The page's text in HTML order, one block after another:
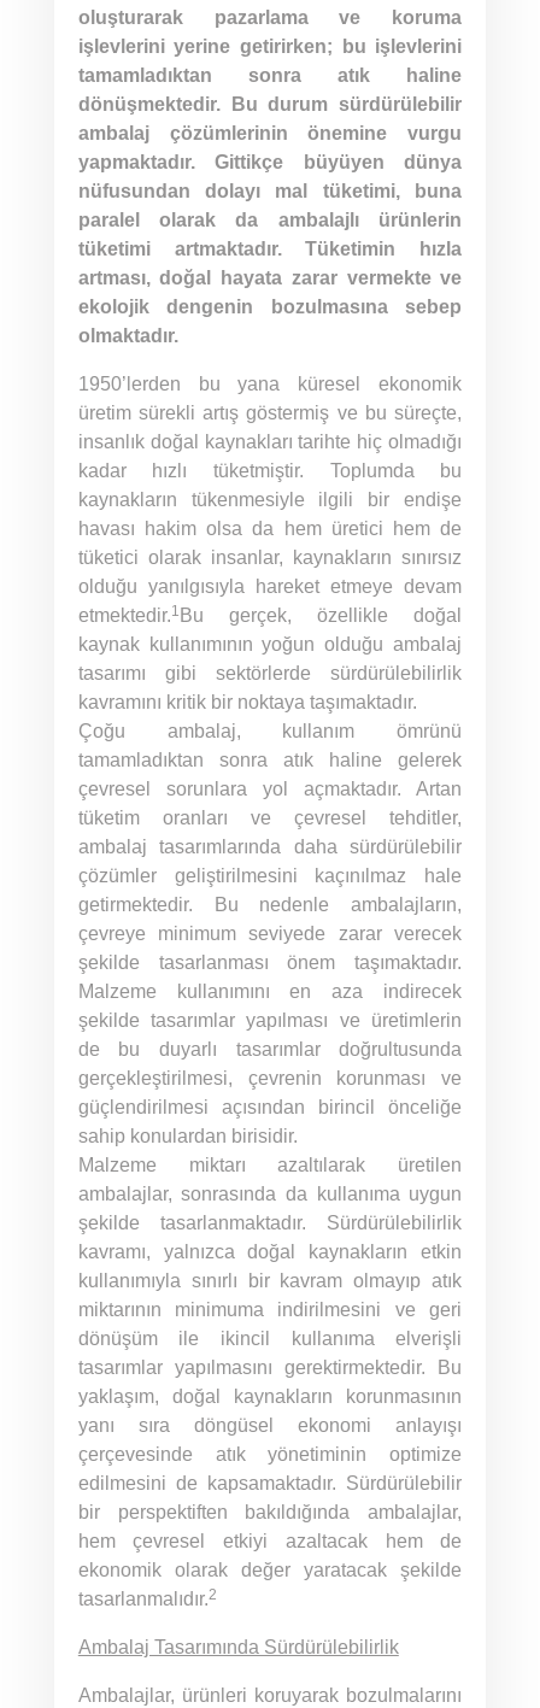
oluşturarak pazarlama ve koruma
işlevlerini yerine getirirken; bu işlevlerini
tamamladıktan sonra atık haline
dönüşmektedir. Bu durum sürdürülebilir
ambalaj çözümlerinin önemine vurgu
yapmaktadır. Gittikçe büyüyen dünya
nüfusundan dolayı mal tüketimi, buna
paralel olarak da ambalajlı ürünlerin
tüketimi artmaktadır. Tüketimin hızla
artması, doğal hayata zarar vermekte ve
ekolojik dengenin bozulmasına sebep
olmaktadır.
1950’lerden bu yana küresel ekonomik
üretim sürekli artış göstermiş ve bu süreçte,
insanlık doğal kaynakları tarihte hiç olmadığı
kadar hızlı tüketmiştir. Toplumda bu
kaynakların tükenmesiyle ilgili bir endişe
havası hakim olsa da hem üretici hem de
tüketici olarak insanlar, kaynakların sınırsız
olduğu yanılgısıyla hareket etmeye devam
etmektedir.1 Bu gerçek, özellikle doğal
kaynak kullanımının yoğun olduğu ambalaj
tasarımı gibi sektörlerde sürdürülebilirlik
kavramını kritik bir noktaya taşımaktadır.
Çoğu ambalaj, kullanım ömrünü
tamamladıktan sonra atık haline gelerek
çevresel sorunlara yol açmaktadır. Artan
tüketim oranları ve çevresel tehditler,
ambalaj tasarımlarında daha sürdürülebilir
çözümler geliştirilmesini kaçınılmaz hale
getirmektedir. Bu nedenle ambalajların,
çevreye minimum seviyede zarar verecek
şekilde tasarlanması önem taşımaktadır.
Malzeme kullanımını en aza indirecek
şekilde tasarımlar yapılması ve üretimlerin
de bu duyarlı tasarımlar doğrultusunda
gerçekleştirilmesi, çevrenin korunması ve
güçlendirilmesi açısından birincil önceliğe
sahip konulardan birisidir.
Malzeme miktarı azaltılarak üretilen
ambalajlar, sonrasında da kullanıma uygun
şekilde tasarlanmaktadır. Sürdürülebilirlik
kavramı, yalnızca doğal kaynakların etkin
kullanımıyla sınırlı bir kavram olmayıp atık
miktarının minimuma indirilmesini ve geri
dönüşüm ile ikincil kullanıma elverişli
tasarımlar yapılmasını gerektirmektedir. Bu
yaklaşım, doğal kaynakların korunmasının
yanı sıra döngüsel ekonomi anlayışı
çerçevesinde atık yönetiminin optimize
edilmesini de kapsamaktadır. Sürdürülebilir
bir perspektiften bakıldığında ambalajlar,
hem çevresel etkiyi azaltacak hem de
ekonomik olarak değer yaratacak şekilde
tasarlanmalıdır.2
Ambalaj Tasarımında Sürdürülebilirlik
Ambalajlar, ürünleri koruyarak bozulmalarını